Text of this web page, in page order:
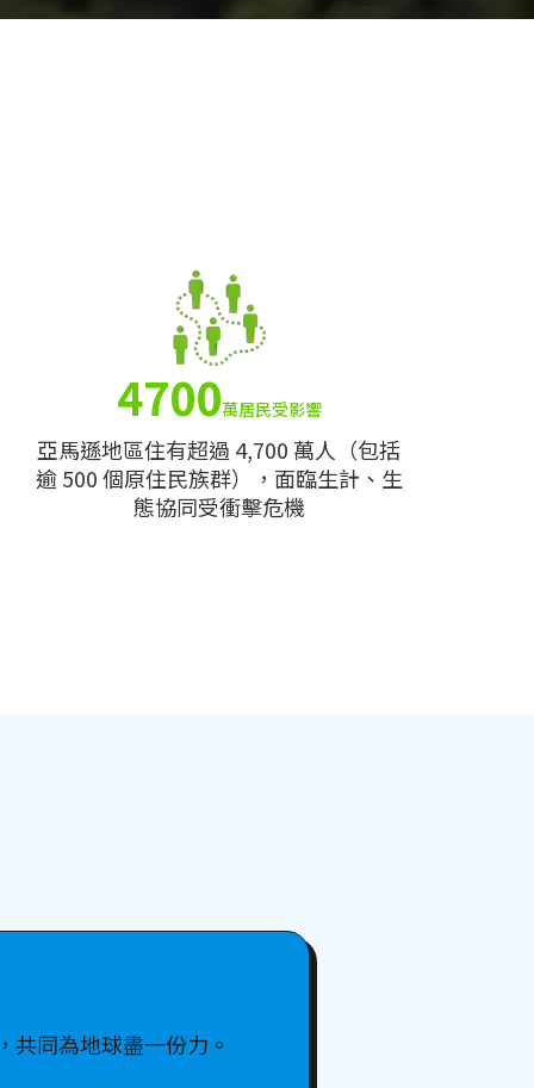
4700萬居民受影響
亞馬遜地區住有超過 4,700 萬人（包括
逾 500 個原住民族群），面臨生計、生
態協同受衝擊危機
共同為地球盡一份力。